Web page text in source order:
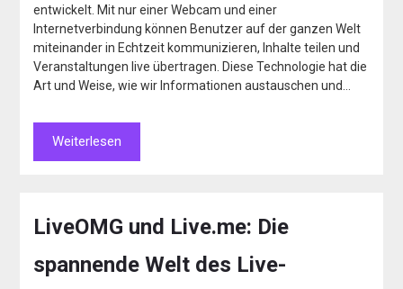
entwickelt. Mit nur einer Webcam und einer
Internetverbindung können Benutzer auf der ganzen Welt
miteinander in Echtzeit kommunizieren, Inhalte teilen und
Veranstaltungen live übertragen. Diese Technologie hat die
Art und Weise, wie wir Informationen austauschen und…
Weiterlesen
LiveOMG und Live.me: Die
spannende Welt des Live-